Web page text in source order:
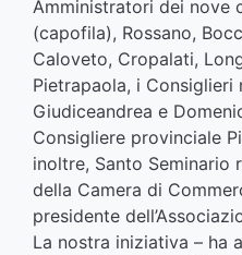
Amministratori dei nove
(capofila), Rossano,
Caloveto, Cropalati,
Pietrapaola, i Consiglieri
Giudiceandrea e
Consigliere provinciale
inoltre, Santo Seminario
della Camera di
presidente
La nostra iniziativa – ha